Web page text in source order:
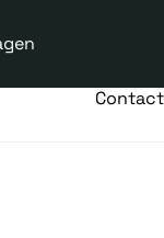
Contact